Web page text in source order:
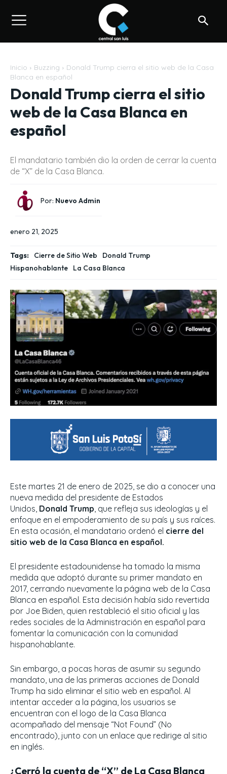
Inicio Buzzing
Donald Trump cierra el sitio web de la Casa
Blanca en español
Donald Trump cierra el sitio
web de la Casa Blanca en
español
El mandatario también dio la orden de cerrar la cuenta
de “X” de la Casa Blanca.
Por: Nuevo Admin
enero 21, 2025
Tags: Cierre de Sitio Web
Donald Trump
Hispanohablante
La Casa Blanca
Este martes 21 de enero de 2025, se dio a conocer una
nueva medida del presidente de Estados
Unidos, Donald Trump, que refleja sus ideologías y el
enfoque en el empoderamiento de su país y sus raíces.
En esta ocasión, el mandatario ordenó el cierre del
sitio web de la Casa Blanca en español.
El presidente estadounidense ha tomado la misma
medida que adoptó durante su primer mandato en
2017, cerrando nuevamente la página web de la Casa
Blanca en español. Esta decisión había sido revertida
por Joe Biden, quien restableció el sitio oficial y las
redes sociales de la Administración en español para
fomentar la comunicación con la comunidad
hispanohablante.
Sin embargo, a pocas horas de asumir su segundo
mandato, una de las primeras acciones de Donald
Trump ha sido eliminar el sitio web en español. Al
intentar acceder a la página, los usuarios se
encuentran con el logo de la Casa Blanca
acompañado del mensaje “Not Found” (No
encontrado), junto con un enlace que redirige al sitio
en inglés.
¿Cerró la cuenta de “X” de La Casa Blanca